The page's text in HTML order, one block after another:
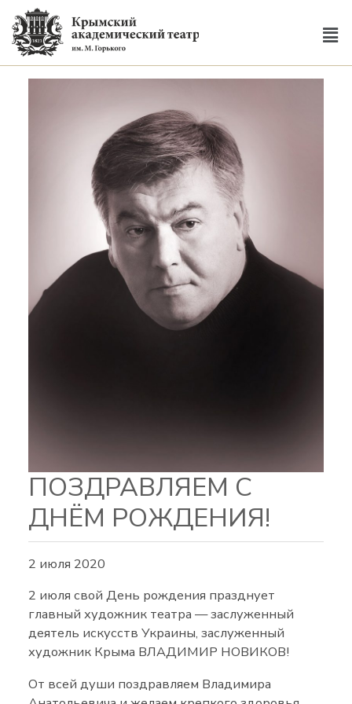
ПОЗДРАВЛЯЕМ С
ДНЁМ РОЖДЕНИЯ!
2 июля 2020
2 июля свой День рождения празднует
главный художник театра — заслуженный
деятель искусств Украины, заслуженный
художник Крыма ВЛАДИМИР НОВИКОВ!
От всей души поздравляем Владимира